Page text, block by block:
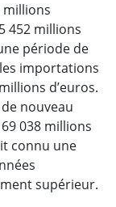
millions
452 millions
période de
importations
d’euros.
nouveau
038 millions
connu une
supérieur.